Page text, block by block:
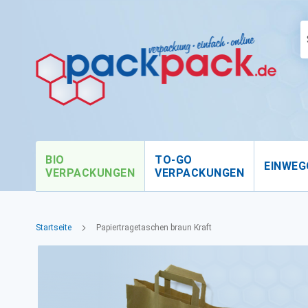
BIO
VERPACKUNGEN
TO-GO
VERPACKUNGEN
Startseite Papiertragetaschen braun Kraft